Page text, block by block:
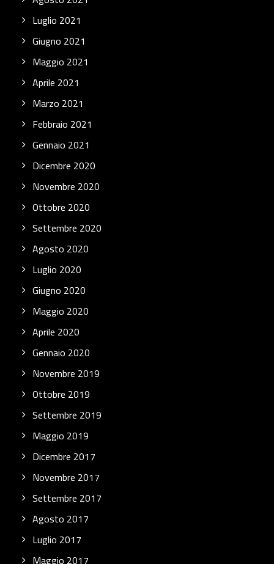
Luglio 2021
Giugno 2021
Maggio 2021
Aprile 2021
Marzo 2021
Febbraio 2021
Gennaio 2021
Dicembre 2020
Novembre 2020
Ottobre 2020
Settembre 2020
Agosto 2020
Luglio 2020
Giugno 2020
Maggio 2020
Aprile 2020
Gennaio 2020
Novembre 2019
Ottobre 2019
Settembre 2019
Maggio 2019
Dicembre 2017
Novembre 2017
Settembre 2017
Agosto 2017
Luglio 2017
Maggio 2017